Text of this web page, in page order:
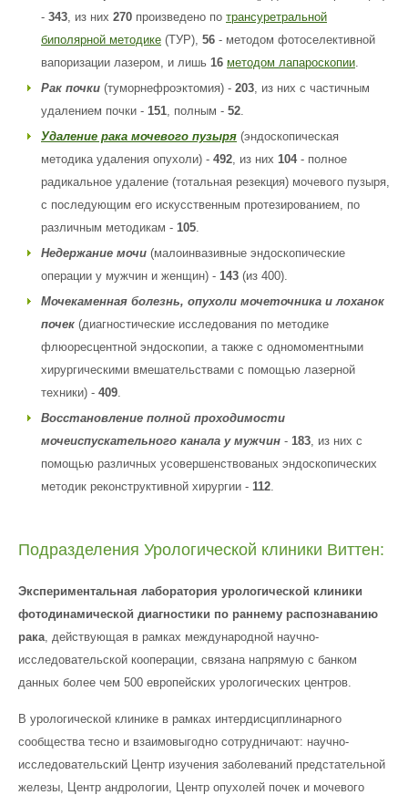
- 343, из них 270 произведено по трансуретральной
биполярной методике (ТУР), 56 - методом фотоселективной
вапоризации лазером, и лишь 16 методом лапароскопии.
Рак почки (туморнефроэктомия) - 203, из них с частичным
удалением почки - 151, полным - 52.
Удаление рака мочевого пузыря (эндоскопическая
методика удаления опухоли) - 492, из них 104- полное
радикальное удаление (тотальная резекция) мочевого пузыря,
с последующим его искусственным протезированием, по
различным методикам - 105.
Недержание мочи (малоинвазивные эндоскопические
операции у мужчин и женщин) - 143 (из 400).
Мочекаменная болезнь, опухоли мочеточника и лоханок
почек (диагностические исследования по методике
флюоресцентной эндоскопии, а также с одномоментными
хирургическими вмешательствами с помощью лазерной
техники) - 409.
Восстановление полной проходимости
мочеиспускательного канала у мужчин - 183, из них с
помощью различных усовершенствованых эндоскопических
методик реконструктивной хирургии - 112.
Подразделения Урологической клиники Виттен:
Экспериментальная лаборатория урологической клиники
фотодинамической диагностики по раннему распознаванию
рака, действующая в рамках международной научно-
исследовательской кооперации, связана напрямую с банком
данных более чем 500 европейских урологических центров.
В урологической клинике в рамках интердисциплинарного
сообщества тесно и взаимовыгодно сотрудничают: научно-
исследовательский Центр изучения заболеваний предстательной
железы, Центр андрологии, Центр опухолей почек и мочевого